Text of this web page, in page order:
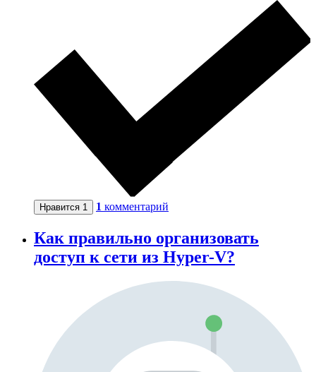
Нравится 1 1 комментарий
Как правильно организовать
доступ к сети из Hyper-V?